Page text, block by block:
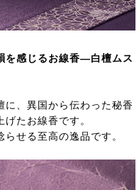
を感じるお線香―白檀ムス
に、異国から伝わった秘香
げたお線香です。
せる至高の逸品です。